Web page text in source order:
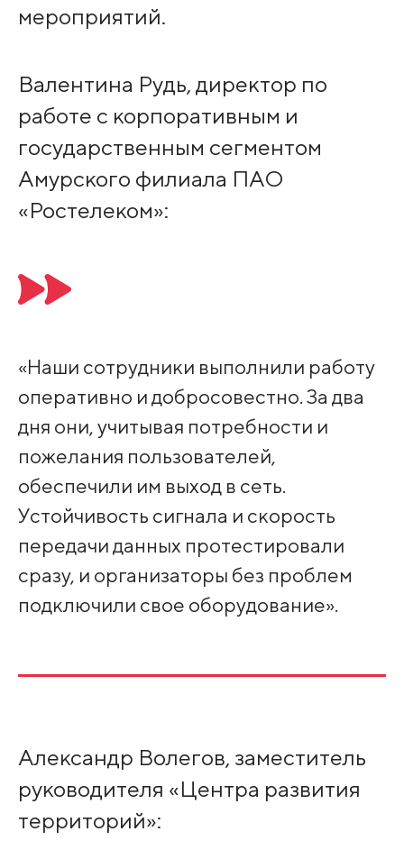
мероприятий.
Валентина Рудь, директор по
работе с корпоративным и
государственным сегментом
Амурского филиала ПАО
«Ростелеком»:
«Наши сотрудники выполнили работу
оперативно и добросовестно. За два
дня они, учитывая потребности и
пожелания пользователей,
обеспечили им выход в сеть.
Устойчивость сигнала и скорость
передачи данных протестировали
сразу, и организаторы без проблем
подключили свое оборудование».
Александр Волегов, заместитель
руководителя «Центра развития
территорий»: